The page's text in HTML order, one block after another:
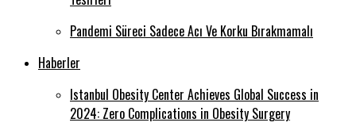
Pandemi Süreci Sadece Acı Ve Korku Bırakmamalı
Haberler
Istanbul Obesity Center Achieves Global Success in
2024: Zero Complications in Obesity Surgery